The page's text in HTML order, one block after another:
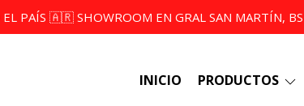
PAÍS 🇦🇷 SHOWROOM EN GRAL SAN MARTÍN, BS
INICIO PRODUCTOS